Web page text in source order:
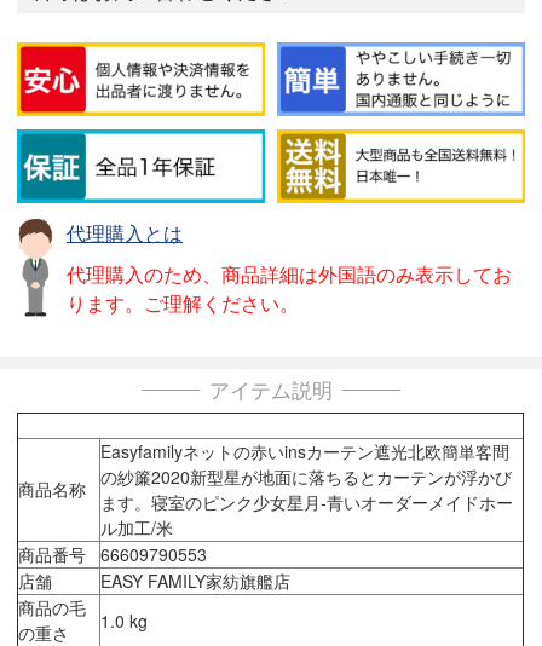
代理購入とは
代理購入のため、商品詳細は外国語のみ表示してお
ります。ご理解ください。
アイテム説明
商品名称
Easyfamilyネットの赤いinsカーテン遮光北欧簡単客間
の紗簾2020新型星が地面に落ちるとカーテンが浮かび
ます。寝室のピンク少女星月-青いオーダーメイドホー
ル加工/米
商品番号
66609790553
店舗
EASY FAMILY家紡旗艦店
商品の毛
の重さ
1.0 kg